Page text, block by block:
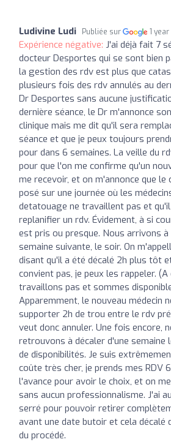
Ludivine Ludi Publiée sur 1
Expérience négative: J'ai déjà fait 7
docteur Desportes qui se sont bien
la gestion des rdv est plus que
plusieurs fois des rdv annulés au
Dr Desportes sans aucune
dernière séance, le Dr m'annonce
clinique mais me dit qu'il sera
séance et que je peux toujours
pour dans 6 semaines. La veille du
pour que l'on me confirme qu'un
me recevoir, et on m'annonce que le
posé sur une journée où les
detatouage ne travaillent pas et
replanifier un rdv. Évidement, à si
est pris ou presque. Nous arrivons
semaine suivante, le soir. On
disant qu'il a été décalé 2h plus tôt
convient pas, je peux les rappeler.
travaillons pas et sommes
Apparemment, le nouveau médecin
supporter 2h de trou entre le rdv
veut donc annuler. Une fois encore,
retrouvons à décaler d'une semaine
de disponibilités. Je suis
coûte très cher, je prends mes RDV
l'avance pour avoir le choix, et on
sans aucun professionnalisme. J'ai
serré pour pouvoir retirer
avant une date butoir et cela décalé
du procédé.